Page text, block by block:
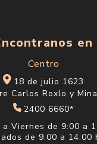
en
Centro
18 de julio 1623
Carlos Roxlo y
2400 6660*
a Viernes de 9:00 a
de 9:00 a 14:00